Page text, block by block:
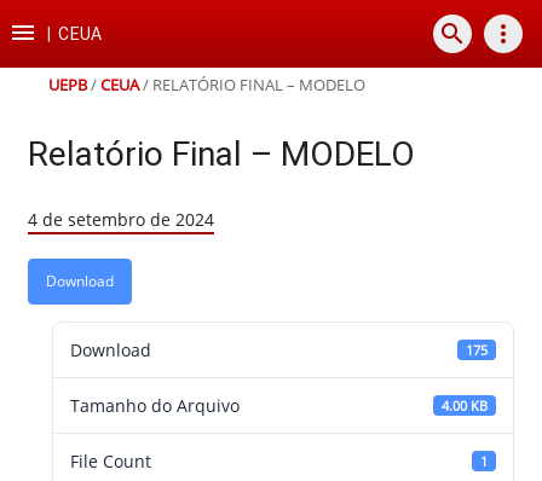
para
conteúdo
para
para
para
rodapé
 |CEUA search more_vert
UEPB/CEUA/ RELATÓRIO FINAL – MODELO
Relatório Final – MODELO
4 de setembro de 2024
Download
Download 175
Tamanho do Arquivo 4.00 KB
File Count 1